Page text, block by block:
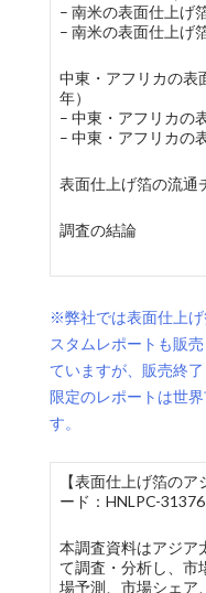
– 南米の表面仕上げ
– 南米の表面仕上げ
中東・アフリカの表
年）
– 中東・アフリカの
– 中東・アフリカの
表面仕上げ箔の流通
調査の結論
※弊社では表面仕上
スタムレポートも販
ていますが、販売終
限定のレポートは世
す。
【表面仕上げ箔の
ード：HNLPC-
本調査資料はアジア
て調査・分析し、市
場予測、市場シェア